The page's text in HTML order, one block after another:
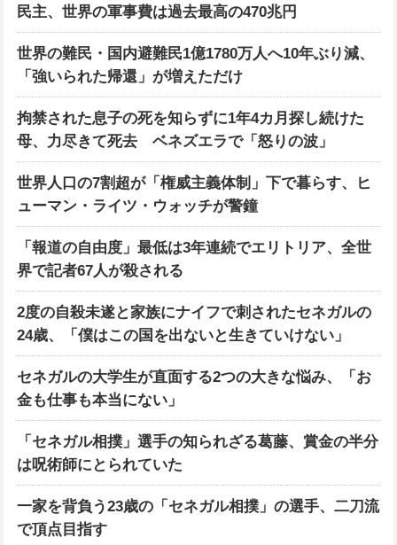
民主、世界の軍事費は過去最高の470兆円
世界の難民・国内避難民1億1780万人へ10年ぶり減、
「強いられた帰還」が増えただけ
拘禁された息子の死を知らずに1年4カ月探し続けた
母、力尽きて死去 ベネズエラで「怒りの波」
世界人口の7割超が「権威主義体制」下で暮らす、ヒ
ューマン・ライツ・ウォッチが警鐘
「報道の自由度」最低は3年連続でエリトリア、全世
界で記者67人が殺される
2度の自殺未遂と家族にナイフで刺されたセネガルの
24歳、「僕はこの国を出ないと生きていけない」
セネガルの大学生が直面する2つの大きな悩み、「お
金も仕事も本当にない」
「セネガル相撲」選手の知られざる葛藤、賞金の半分
は呪術師にとられていた
一家を背負う23歳の「セネガル相撲」の選手、二刀流
で頂点目指す